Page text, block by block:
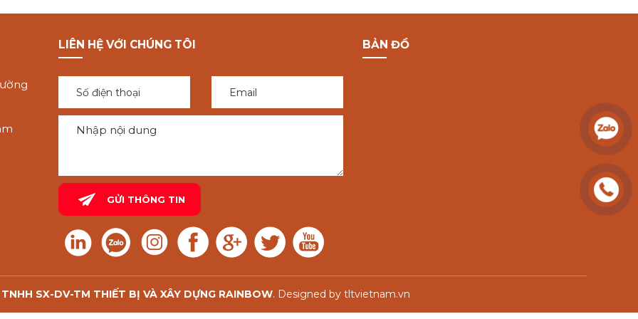
LIÊN HỆ VỚI CHÚNG TÔI BẢN ĐỒ
SX-DV-TM THIẾT BỊ VÀ XÂY DỰNG RAINBOW. Designed by tltvietnam.vn